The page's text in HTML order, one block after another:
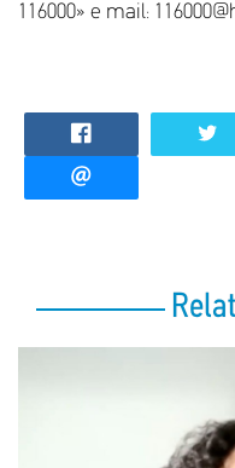
116000» e mail: